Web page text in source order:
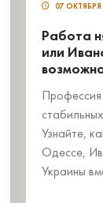
07 ОКТЯБРЯ
Работа
или
Профессия
Узнайте,
Одессе,
Украины